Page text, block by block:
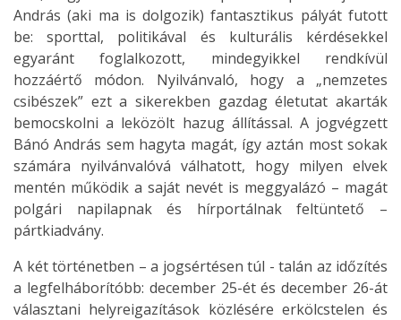
András (aki ma is dolgozik) fantasztikus pályát futott
be: sporttal, politikával és kulturális kérdésekkel
egyaránt foglalkozott, mindegyikkel rendkívül
hozzáértő módon. Nyilvánvaló, hogy a „nemzetes
csibészek” ezt a sikerekben gazdag életutat akarták
bemocskolni a leközölt hazug állítással. A jogvégzett
Bánó András sem hagyta magát, így aztán most sokak
számára nyilvánvalóvá válhatott, hogy milyen elvek
mentén működik a saját nevét is meggyalázó – magát
polgári napilapnak és hírportálnak feltüntető –
pártkiadvány.
A két történetben – a jogsértésen túl - talán az időzítés
a legfelháborítóbb: december 25-ét és december 26-át
választani helyreigazítások közlésére erkölcstelen és